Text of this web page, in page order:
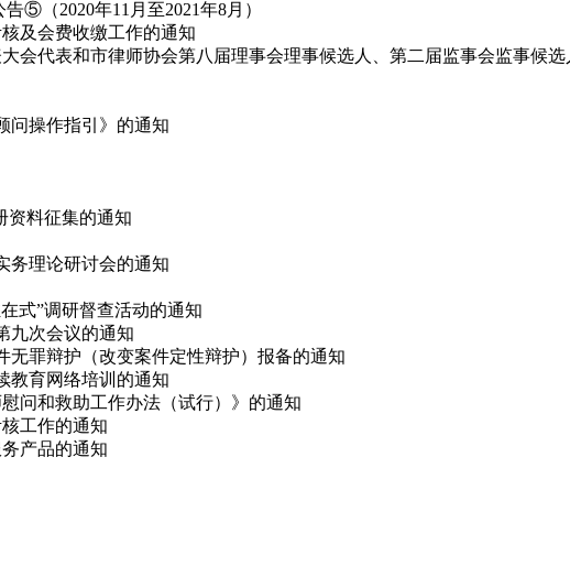
⑤（2020年11月至2021年8月）
及会费收缴工作的通知
会代表和市律师协会第八届理事会理事候选人、第二届监事会监事候
问操作指引》的通知
资料征集的通知
务理论研讨会的通知
式”调研督查活动的通知
九次会议的通知
无罪辩护（改变案件定性辩护）报备的通知
教育网络培训的通知
问和救助工作办法（试行）》的通知
工作的通知
产品的通知